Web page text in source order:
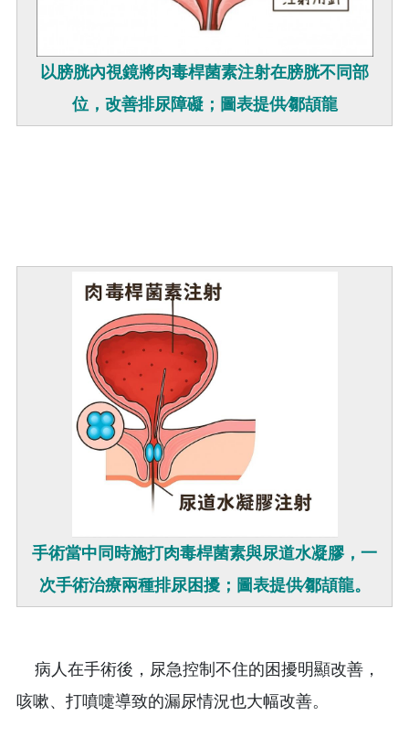
以膀胱內視鏡將肉毒桿菌素注射在膀胱不同部
位，改善排尿障礙；圖表提供∕鄒頡龍
手術當中同時施打肉毒桿菌素與尿道水凝膠，一
次手術治療兩種排尿困擾；圖表提供∕鄒頡龍。
病人在手術後，尿急控制不住的困擾明顯改善，
咳嗽、打噴嚏導致的漏尿情況也大幅改善。